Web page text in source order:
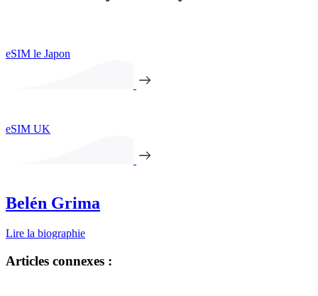
eSIM le Japon
eSIM UK
Belén Grima
Lire la biographie
Articles connexes :